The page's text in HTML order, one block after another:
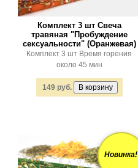
Комплект 3 шт Свеча
травяная "Пробуждение
сексуальности" (Оранжевая)
Комплект 3 шт Время горения
около 45 мин
149 руб.
Новинка!